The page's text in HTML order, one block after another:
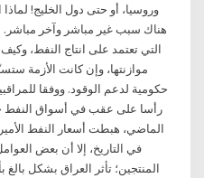
وروسيا، أو حتى دول الخليج!
هناك سبب غير مباشر وآخر مباشر.
التي تعتمد على انتاج النفط،
موازنتها، وإن كانت الأزمة
حكومية لدعم الوقود. ووفقا
رأسا على عقب في أسواق النفط
الماضي، هبطت أسعار النفط
في التاريخ، إلا أن بعض
المنتجين؛ تأثر العراق بشكل